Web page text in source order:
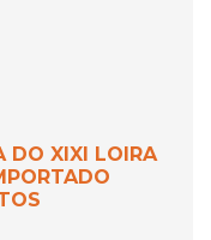
DO XIXI LOIRA